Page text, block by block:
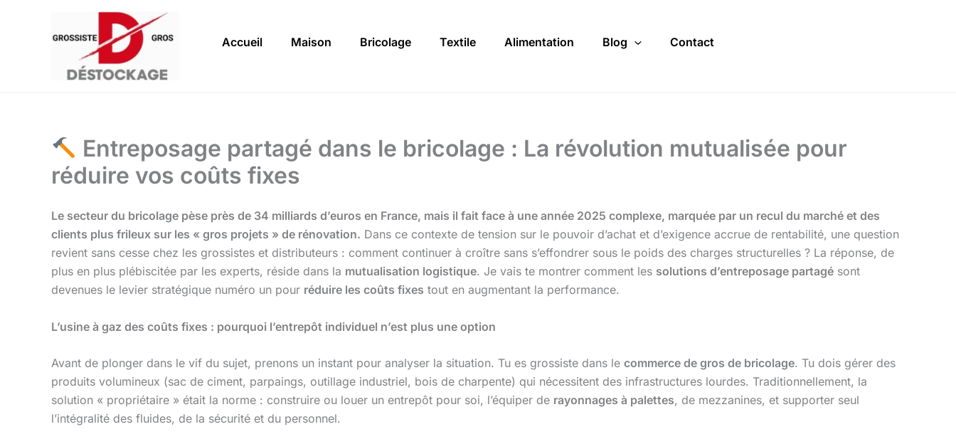
Accueil Maison Bricolage Textile Alimentation Blog Contact
Entreposage partagé dans le bricolage : La révolution mutualisée pour
réduire vos coûts fixes
Le secteur du bricolage pèse près de 34 milliards d’euros en France, mais il fait face à une année 2025 complexe, marquée par un recul du marché et des
clients plus frileux sur les « gros projets » de rénovation. Dans ce contexte de tension sur le pouvoir d’achat et d’exigence accrue de rentabilité, une question
revient sans cesse chez les grossistes et distributeurs : comment continuer à croître sans s’effondrer sous le poids des charges structurelles ? La réponse, de
plus en plus plébiscitée par les experts, réside dans la mutualisation logistique. Je vais te montrer comment les solutions d’entreposage partagé sont
devenues le levier stratégique numéro un pour réduire les coûts fixes tout en augmentant la performance.
L’usine à gaz des coûts fixes : pourquoi l’entrepôt individuel n’est plus une option
Avant de plonger dans le vif du sujet, prenons un instant pour analyser la situation. Tu es grossiste dans le commerce de gros de bricolage. Tu dois gérer des
produits volumineux (sac de ciment, parpaings, outillage industriel, bois de charpente) qui nécessitent des infrastructures lourdes. Traditionnellement, la
solution « propriétaire » était la norme : construire ou louer un entrepôt pour soi, l’équiper de rayonnages à palettes, de mezzanines, et supporter seul
l’intégralité des fluides, de la sécurité et du personnel.